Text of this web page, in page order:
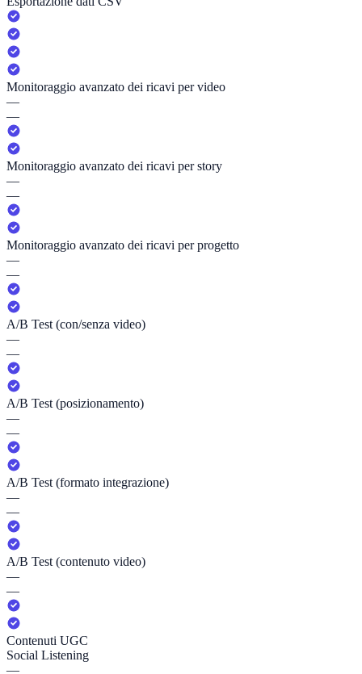
Monitoraggio avanzato dei ricavi per video
—
—
Monitoraggio avanzato dei ricavi per story
—
—
Monitoraggio avanzato dei ricavi per progetto
—
—
A/B Test (con/senza video)
—
—
A/B Test (posizionamento)
—
—
A/B Test (formato integrazione)
—
—
A/B Test (contenuto video)
—
—
Contenuti UGC
Social Listening
—